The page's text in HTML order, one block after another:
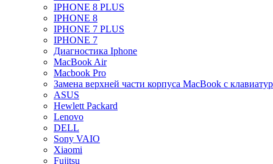
IPHONE 8 PLUS
IPHONE 8
IPHONE 7 PLUS
IPHONE 7
Диагностика Iphone
MacBook Air
Macbook Pro
Замена верхней части корпуса MacBook с
ASUS
Hewlett Packard
Lenovo
DELL
Sony VAIO
Xiaomi
Fujitsu